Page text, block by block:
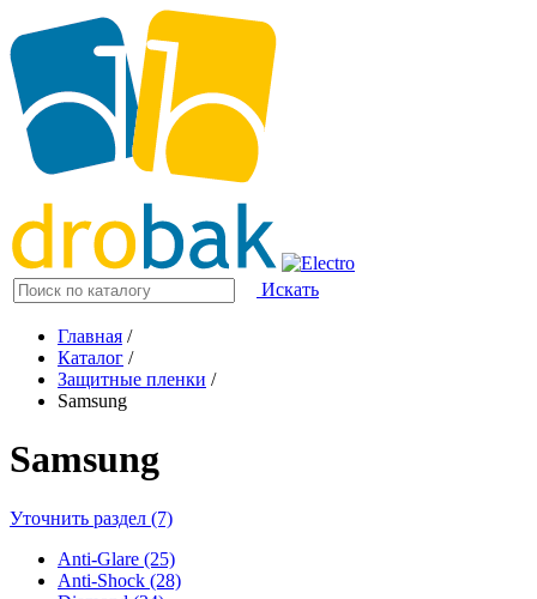
Искать
Главная /
Каталог /
Защитные пленки /
Samsung
Samsung
Уточнить раздел (7)
Anti-Glare (25)
Anti-Shock (28)